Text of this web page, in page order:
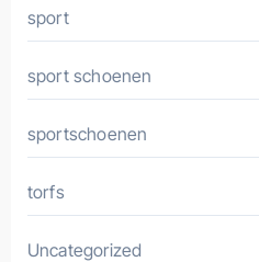
sport
sport schoenen
sportschoenen
torfs
Uncategorized